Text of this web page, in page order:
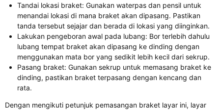
Tandai lokasi braket: Gunakan waterpas dan pensil untuk
menandai lokasi di mana braket akan dipasang. Pastikan
tanda tersebut sejajar dan berada di lokasi yang diinginkan.
Lakukan pengeboran awal pada lubang: Bor terlebih dahulu
lubang tempat braket akan dipasang ke dinding dengan
menggunakan mata bor yang sedikit lebih kecil dari sekrup.
Pasang braket: Gunakan sekrup untuk memasang braket ke
dinding, pastikan braket terpasang dengan kencang dan
rata.
Dengan mengikuti petunjuk pemasangan braket layar ini, layar